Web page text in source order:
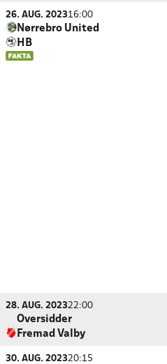
26. AUG. 202316:00
Nørrebro United
HB
28. AUG. 202322:00
Oversidder
Fremad Valby
30. AUG. 202320:15